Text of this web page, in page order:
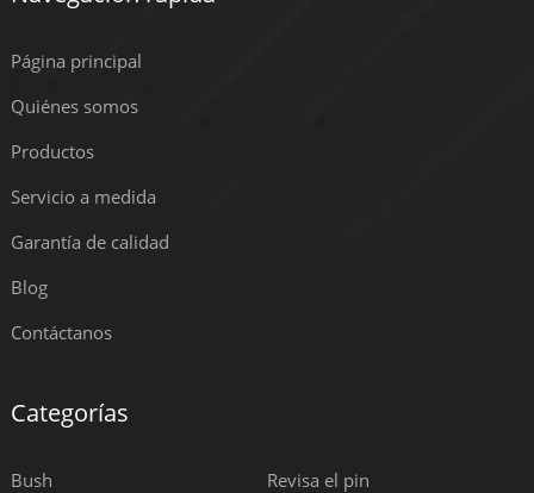
Página principal
Quiénes somos
Productos
Servicio a medida
Garantía de calidad
Blog
Contáctanos
Categorías
Bush Revisa el pin